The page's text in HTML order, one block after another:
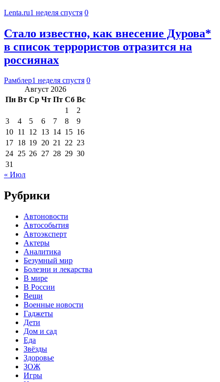
Lenta.ru1 неделя спустя 0
Стало известно, как внесение Дурова*
в список террористов отразится на
россиянах
Рамблер1 неделя спустя 0
Август 2026
Пн Вт Ср Чт Пт Сб Вс
1
2
3
4 5 6 7 8
9
10 11 12 13 14 15 16
17 18 19 20 21 22 23
24 25 26 27 28 29 30
31
« Июл
Рубрики
Автоновости
Автособытия
Автоэксперт
Актеры
Аналитика
Безумный мир
Болезни и лекарства
В мире
В России
Вещи
Военные новости
Гаджеты
Дети
Дом и сад
Еда
Звёзды
Здоровье
ЗОЖ
Игры